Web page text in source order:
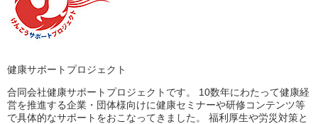
健康サポートプロジェクト
合同会社健康サポートプロジェクトです。 10数年にわたって健康経
営を推進する企業・団体様向けに健康セミナーや研修コンテンツ等
で具体的なサポートをおこなってきました。 福利厚生や労災対策と